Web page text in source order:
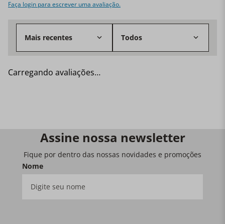
Faça login para escrever uma avaliação.
Mais recentes Todos
Carregando avaliações…
Assine nossa newsletter
Fique por dentro das nossas novidades e promoções
Nome